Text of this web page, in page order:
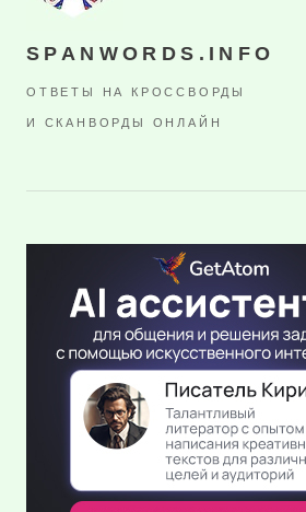
SPANWORDS.INFO
ОТВЕТЫ НА КРОССВОРДЫ
И СКАНВОРДЫ ОНЛАЙН